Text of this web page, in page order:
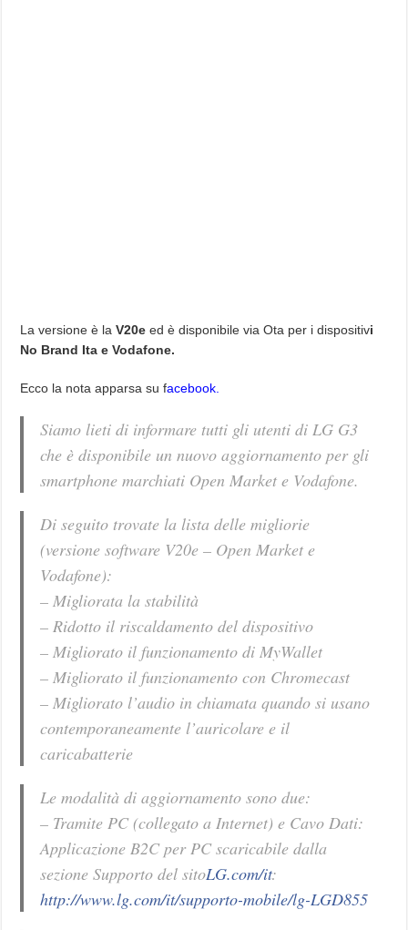
La versione è laV20e ed è disponibile via Ota per i dispositivi
No Brand Ita e Vodafone.
Ecco la nota apparsa su facebook.
Siamo lieti di informare tutti gli utenti di LG G3
che è disponibile un nuovo aggiornamento per gli
smartphone marchiati Open Market e Vodafone.
Di seguito trovate la lista delle migliorie
(versione software V20e – Open Market e
Vodafone):
– Migliorata la stabilità
– Ridotto il riscaldamento del dispositivo
– Migliorato il funzionamento di MyWallet
– Migliorato il funzionamento con Chromecast
– Migliorato l’audio in chiamata quando si usano
contemporaneamente l’auricolare e il
caricabatterie
Le modalità di aggiornamento sono due:
– Tramite PC (collegato a Internet) e Cavo Dati:
Applicazione B2C per PC scaricabile dalla
sezione Supporto del sitoLG.com/it:
http://www.lg.com/it/supporto-mobile/lg-LGD855